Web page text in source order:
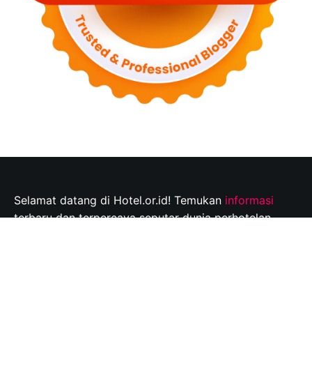
Selamat datang di Hotel.or.id! Temukan informasi
terbaru dan terpercaya seputar dunia perhotelan,